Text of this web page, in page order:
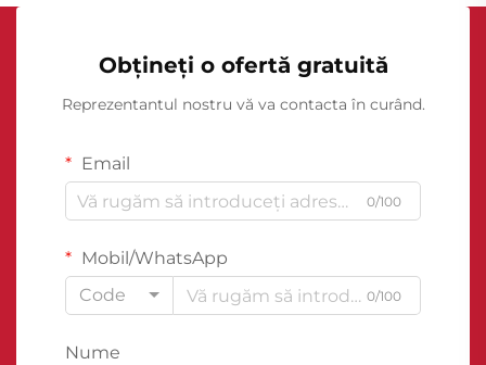
Obțineți o ofertă gratuită
Reprezentantul nostru vă va contacta în curând.
Email
0/100
Mobil/WhatsApp
Code
0/100
Nume